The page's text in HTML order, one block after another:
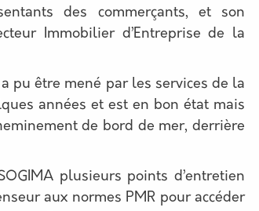
des commerçants, et son
Immobilier d’Entreprise de la
pu être mené par les services de la
années et est en bon état mais
de bord de mer, derrière
plusieurs points d’entretien
aux normes PMR pour accéder